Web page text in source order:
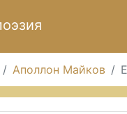
Аполлон Майков